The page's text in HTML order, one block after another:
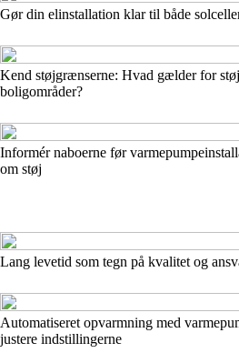
Gør din elinstallation klar til både
Kend støjgrænserne: Hvad gælder for
boligområder?
Informér naboerne før
om støj
Lang levetid som tegn på kvalitet og
Automatiseret opvarmning med
justere indstillingerne